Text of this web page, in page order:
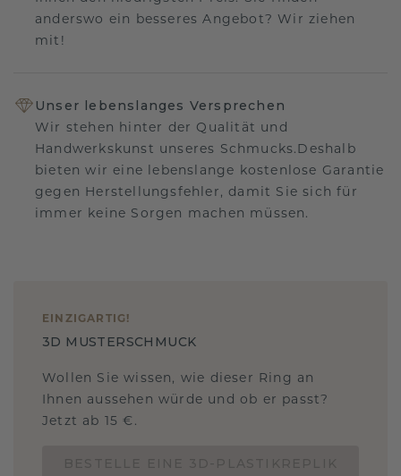
anderswo ein besseres Angebot? Wir ziehen
mit!
Unser lebenslanges Versprechen
Wir stehen hinter der Qualität und
Handwerkskunst unseres Schmucks.Deshalb
bieten wir eine lebenslange kostenlose Garantie
gegen Herstellungsfehler, damit Sie sich für
immer keine Sorgen machen müssen.
EINZIGARTIG !
3D MUSTERSCHMUCK
Wollen Sie wissen, wie dieser Ring an
Ihnen aussehen würde und ob er passt?
Jetzt ab 15 €.